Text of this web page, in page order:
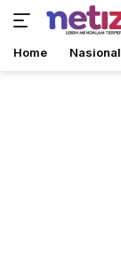
Home Nasional